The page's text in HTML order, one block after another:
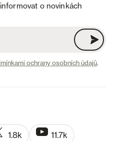
o novinkách
ochrany osobních údajů.
1.8k 11.7k